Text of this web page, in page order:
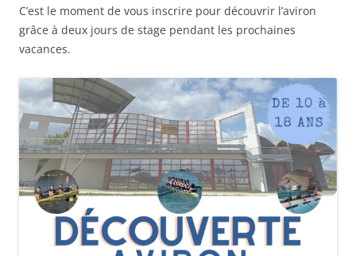
C’est le moment de vous inscrire pour découvrir l’aviron
grâce à deux jours de stage pendant les prochaines
vacances.